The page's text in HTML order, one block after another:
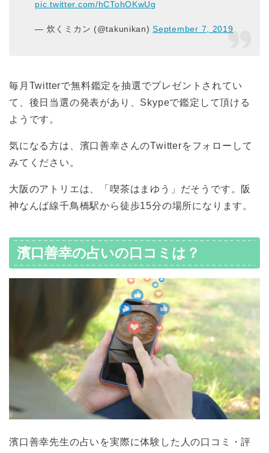
pic.twitter.com/hCTohOKwUg
— 炊くミカン (@takunikan)September 7, 2019
毎月Twitterで無料鑑定を抽選でプレゼントされてい
て、後日当選の発表があり、Skypeで鑑定して頂ける
ようです。
気になる方は、濱口善幸さんのTwitterをフォローして
みてください。
大阪のアトリエは、「喫茶はまゆう」だそうです。阪
神なんば線千鳥橋駅から徒歩15分の場所になります。
濱口善幸の占いの口コミは？
濱口善幸先生の占いを実際に体験した人の口コミ・評